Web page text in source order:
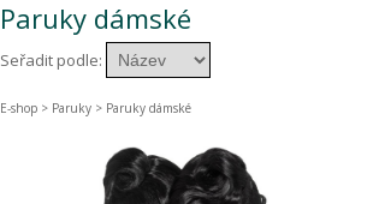
Paruky dámské
Seřadit podle:
E-shop > Paruky > Paruky dámské